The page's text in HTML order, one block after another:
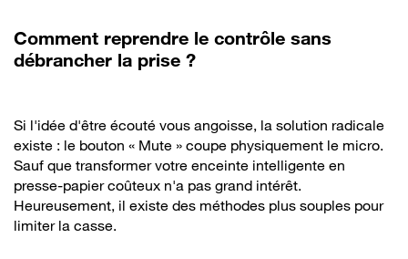
Comment reprendre le contrôle sans
débrancher la prise ?
Si l'idée d'être écouté vous angoisse, la solution radicale
existe : le bouton « Mute » coupe physiquement le micro.
Sauf que transformer votre enceinte intelligente en
presse-papier coûteux n'a pas grand intérêt.
Heureusement, il existe des méthodes plus souples pour
limiter la casse.